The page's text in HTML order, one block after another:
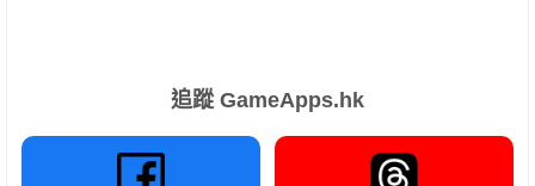
追蹤 GameApps.hk